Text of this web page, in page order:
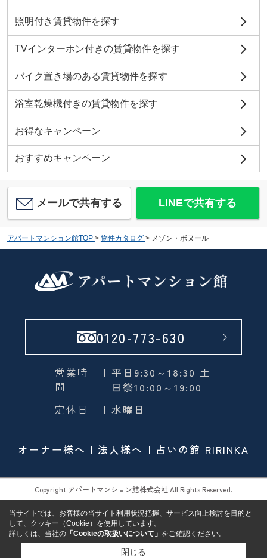
照明付き賃貸物件を探す
TVインターホン付きの賃貸物件を探す
バイク置き場のある賃貸物件を探す
浴室乾燥機付きの賃貸物件を探す
お得なキャンペーン
おすすめキャンペーン
メールで共有する LINEで共有する
アパートマンション館TOP > 物件カタログ > メゾン・ボヌール
0120-773-630
営業時
間
| 平日9:30～18:30 土
日祭10:00～19:00
定休日
| 水曜日
オーナー様へ 法人様へ 占いの館 RIRINKA
Copyright アパートマンション館株式会社 All Rights Reserved.
当サイトでは、お客様の当サイト利用状況把握、サービス向上検討を目的と
して、クッキー（Cookie）を使用しています。
詳しくは、当社の 「Cookieの取扱いについて」 をご確認ください。
閉じる